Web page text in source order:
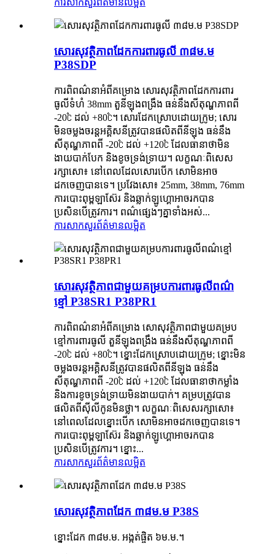
សោរសុវត្ថិភាពដែកការពារធូលី ៣៨ម.ម
P38SDP
ការពិពណ៌នាអំពីគម្រោង សោរសុវត្ថិភាពដែកការពារ
ធូលីទំហំ 38mm តួនីឡុងពង្រឹង ធន់នឹងសីតុណ្ហភាពពី
-20℃ ដល់ +80℃។ សោរដែកស្រោបដោយក្រូម; សោរ
មិនចម្លងចរន្តអគ្គិសនីត្រូវបានផលិតពីនីឡុង ធន់នឹង
សីតុណ្ហភាពពី -20℃ ដល់ +120℃ ដែលធានាថាមិន
ងាយបាក់បែក និងខូចទ្រង់ទ្រាយ។ លក្ខណៈពិសេស
រក្សាសោ៖ នៅពេលដែលសោរបើក សោមិនអាច
ដកចេញបានទេ។ ប្រវែងសោ៖ 25mm, 38mm, 76mm
ការបោះពុម្ពឡាស៊ែរ និងឆ្លាក់ឡូហ្គោអាចរកបាន
ប្រសិនបើត្រូវការ។ ពណ៌ផ្សេងៗគ្នាទាំងអស់...
ការសាកសួរព័ត៌មានលម្អិត
សោរសុវត្ថិភាពជាមួយគម្របការពារធូលីពណ៌
ខ្មៅ P38SR1 P38PR1
ការពិពណ៌នាអំពីគម្រោង សោសុវត្ថិភាពជាមួយគម្រប
ខ្មៅការពារធូលី តួនីឡុងពង្រឹង ធន់នឹងសីតុណ្ហភាពពី
-20℃ ដល់ +80℃។ ខ្នោះដែកស្រោបដោយក្រូម; ខ្នោះមិន
ចម្លងចរន្តអគ្គិសនីត្រូវបានផលិតពីនីឡុង ធន់នឹង
សីតុណ្ហភាពពី -20℃ ដល់ +120℃ ដែលធានាថាកម្លាំង
និងការខូចទ្រង់ទ្រាយមិនងាយបាក់។ គម្របត្រូវបាន
ផលិតពីស៊ីលីកូនមិនថ្លា។ លក្ខណៈពិសេសរក្សាសោ៖
នៅពេលដែលខ្នោះបើក សោមិនអាចដកចេញបានទេ។
ការបោះពុម្ពឡាស៊ែរ និងឆ្លាក់ឡូហ្គោអាចរកបាន
ប្រសិនបើត្រូវការ។ ខ្នោះ...
ការសាកសួរព័ត៌មានលម្អិត
សោរសុវត្ថិភាពដែក ៣៨ម.ម P38S
ខ្នោះ​ដែក ៣៨ម.ម. អង្កត់ផ្ចិត ៦ម.ម.។